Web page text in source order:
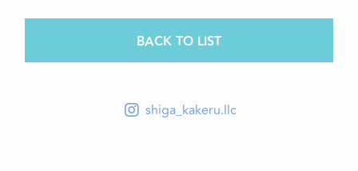
BACK TO LIST
shiga_kakeru.llc